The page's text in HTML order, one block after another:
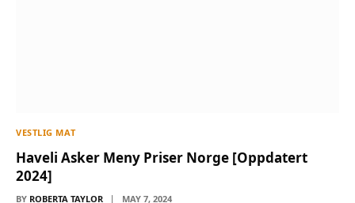
VESTLIG MAT
Haveli Asker Meny Priser Norge [Oppdatert
2024]
BY ROBERTA TAYLOR MAY 7, 2024